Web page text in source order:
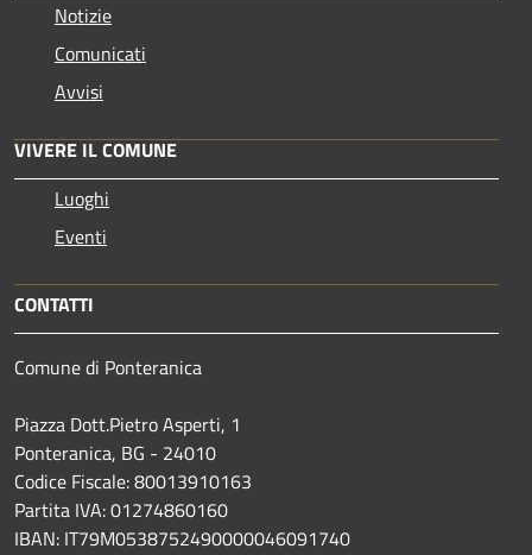
Notizie
Comunicati
Avvisi
VIVERE IL COMUNE
Luoghi
Eventi
CONTATTI
Comune di Ponteranica
Piazza Dott.Pietro Asperti, 1
Ponteranica, BG - 24010
Codice Fiscale: 80013910163
Partita IVA: 01274860160
IBAN: IT79M0538752490000046091740